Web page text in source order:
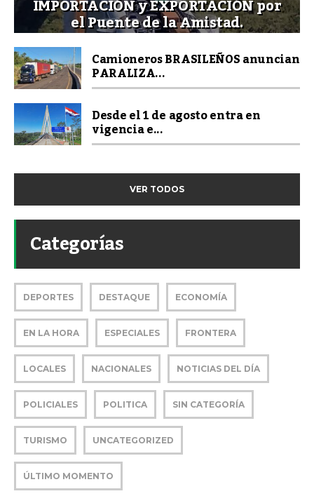
IMPORTACIÓN y EXPORTACIÓN por
el Puente de la Amistad.
Camioneros BRASILEÑOS anuncian
PARALIZA...
Desde el 1 de agosto entra en
vigencia e...
VER TODOS
Categorías
DEPORTES DESTAQUE ECONOMÍA
EN LA HORA ESPECIALES FRONTERA
LOCALES NACIONALES NOTICIAS DEL DÍA
POLICIALES POLITICA SIN CATEGORÍA
TURISMO UNCATEGORIZED
ÚLTIMO MOMENTO